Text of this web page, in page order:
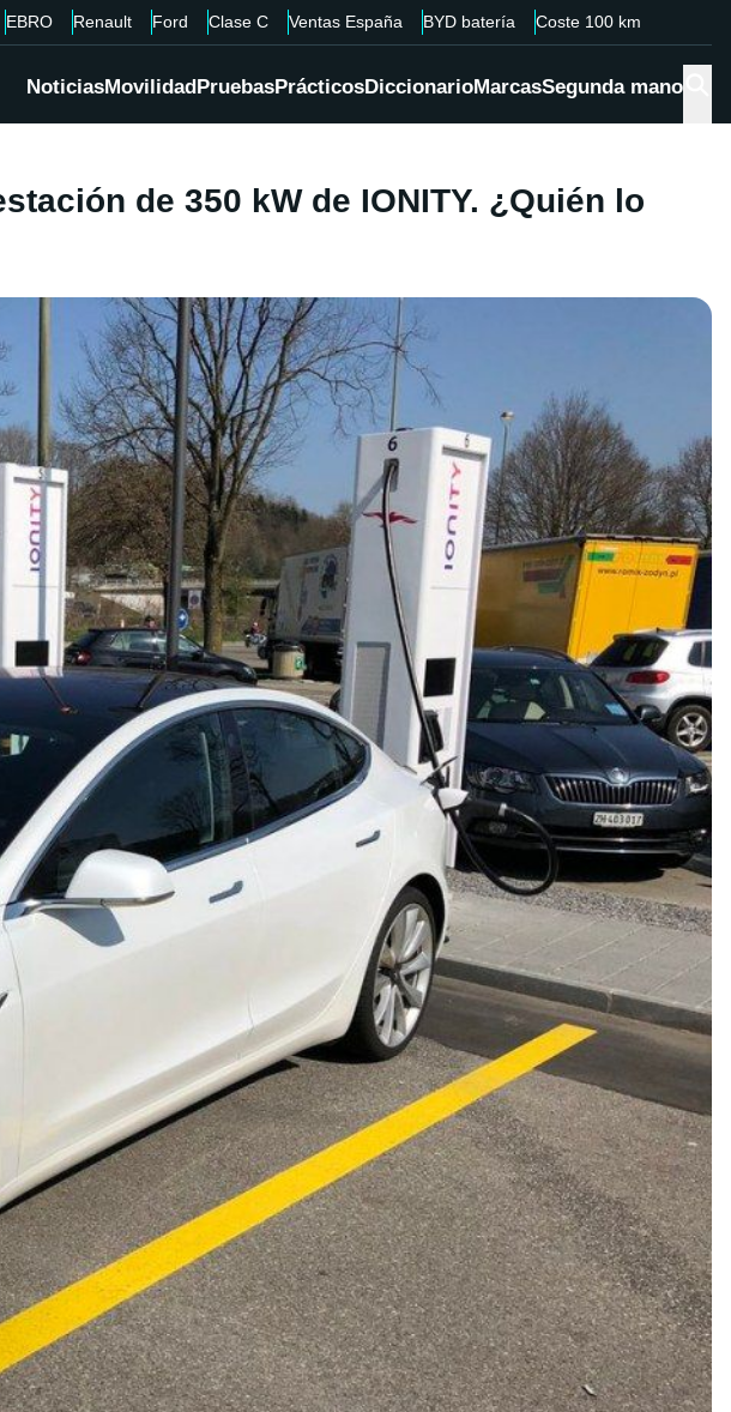
EBRO Renault Ford Clase C Ventas España BYD batería Coste 100 km
NoticiasMovilidadPruebasPrácticosDiccionarioMarcasSegunda mano
de 350 kW de IONITY. ¿Quién lo